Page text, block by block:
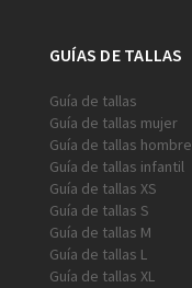
GUÍAS DE TALLAS
Guía de tallas
Guía de tallas mujer
Guía de tallas hombre
Guía de tallas infantil
Guía de tallas XS
Guía de tallas S
Guía de tallas M
Guía de tallas L
Guía de tallas XL